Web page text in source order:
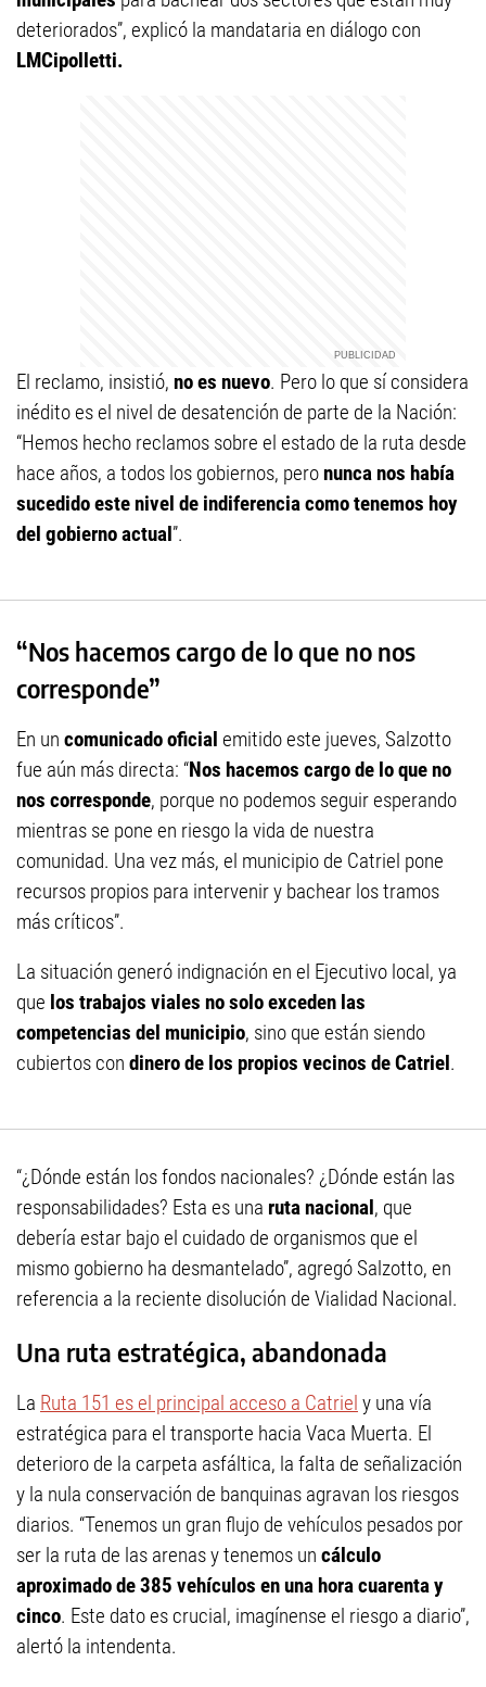
deteriorados”, explicó la mandataria en diálogo con
LMCipolletti.
El reclamo, insistió, no es nuevo. Pero lo que sí considera
inédito es el nivel de desatención de parte de la Nación:
“Hemos hecho reclamos sobre el estado de la ruta desde
hace años, a todos los gobiernos, peronunca nos había
sucedido este nivel de indiferencia como tenemos hoy
del gobierno actual”.
“Nos hacemos cargo de lo que no nos
corresponde”
En un comunicado oficial emitido este jueves, Salzotto
fue aún más directa: “Nos hacemos cargo de lo que no
nos corresponde, porque no podemos seguir esperando
mientras se pone en riesgo la vida de nuestra
comunidad. Una vez más, el municipio de Catriel pone
recursos propios para intervenir y bachear los tramos
más críticos”.
La situación generó indignación en el Ejecutivo local, ya
que los trabajos viales no solo exceden las
competencias del municipio, sino que están siendo
cubiertos con dinero de los propios vecinos de Catriel.
“¿Dónde están los fondos nacionales? ¿Dónde están las
responsabilidades? Esta es una ruta nacional, que
debería estar bajo el cuidado de organismos que el
mismo gobierno ha desmantelado”, agregó Salzotto, en
referencia a la reciente disolución de Vialidad Nacional.
Una ruta estratégica, abandonada
La Ruta 151 es el principal acceso a Catriel y una vía
estratégica para el transporte hacia Vaca Muerta. El
deterioro de la carpeta asfáltica, la falta de señalización
y la nula conservación de banquinas agravan los riesgos
diarios. “Tenemos un gran flujo de vehículos pesados por
ser la ruta de las arenas y tenemos un cálculo
aproximado de 385 vehículos en una hora cuarenta y
cinco. Este dato es crucial, imagínense el riesgo a diario”,
alertó la intendenta.